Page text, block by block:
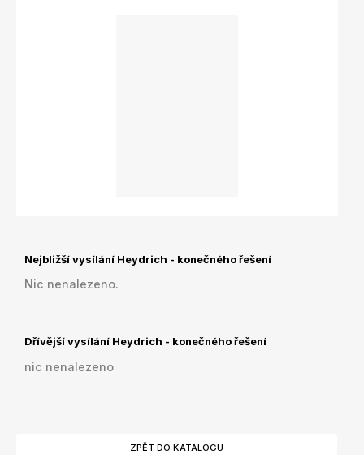
Nejbližší vysílání Heydrich - konečného řešení
Nic nenalezeno.
Dřívější vysílání Heydrich - konečného řešení
nic nenalezeno
ZPĚT DO KATALOGU